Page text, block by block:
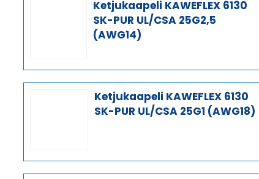
Ketjukaapeli KAWEFLEX 6130
SK-PUR UL/CSA 25G2,5
(AWG14)
Ketjukaapeli KAWEFLEX 6130
SK-PUR UL/CSA 25G1 (AWG18)